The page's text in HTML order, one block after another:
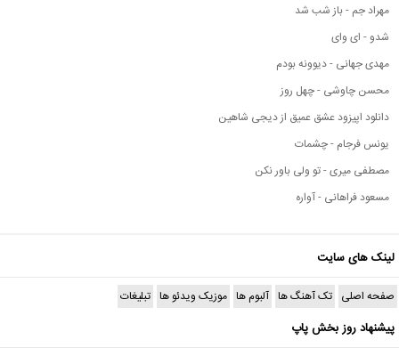
مهراد جم - باز شب شد
شدو - ای وای
مهدی جهانی - دیوونه بودم
محسن چاوشی - چهل روز
دانلود اپیزود عشق عمیق از دیجی شاهین
یونس فرجام - چشمات
مصطفی میری - تو ولی باور نکن
مسعود فراهانی - آواره
لینک های سایت
صفحه اصلی تک آهنگ ها آلبوم ها موزیک ویدئو ها تبلیغات
پیشنهاد روز بخش پاپ